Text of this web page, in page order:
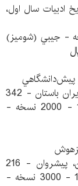
ادبيات سال اول،
- مبتكران، پيشروان - 556 صفحه - جيبي (شوميز)
سعيد قاسمي؛ سعيد ميرتهامي؛ هومن عدلي - ايران باستان - 342
صفحه - رقعي (شوميز) - چاپ 2 سال 1394 - 2000 نسخه -
محمد برجي‌اصفهاني؛ هادي عزيززاده - مبتكران، پيشروان - 216
صفحه - رحلي (شوميز) - چاپ 23 سال 1394 - 3000 نسخه -